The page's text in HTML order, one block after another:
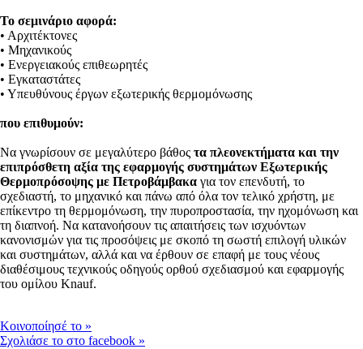
Το σεμινάριο αφορά:
• Αρχιτέκτονες
• Μηχανικούς
• Ενεργειακούς επιθεωρητές
• Εγκαταστάτες
• Υπευθύνους έργων εξωτερικής θερμομόνωσης
που επιθυμούν:
Να γνωρίσουν σε μεγαλύτερο βάθος τα πλεονεκτήματα και την
επιπρόσθετη αξία της εφαρμογής συστημάτων Εξωτερικής
Θερμοπρόσοψης με Πετροβάμβακα για τον επενδυτή, το
σχεδιαστή, το μηχανικό και πάνω από όλα τον τελικό χρήστη, με
επίκεντρο τη θερμομόνωση, την πυροπροστασία, την ηχομόνωση και
τη διαπνοή. Να κατανοήσουν τις απαιτήσεις των ισχυόντων
κανονισμών για τις προσόψεις με σκοπό τη σωστή επιλογή υλικών
και συστημάτων, αλλά και να έρθουν σε επαφή με τoυς νέους
διαθέσιμους τεχνικούς οδηγούς ορθού σχεδιασμού και εφαρμογής
του ομίλου Knauf.
Kοινοποίησέ το »
Σχολιάσε το στο facebook »